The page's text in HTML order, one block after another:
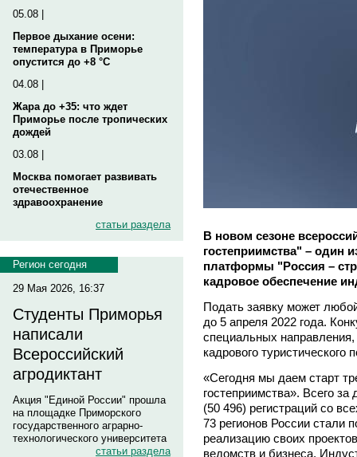
05.08 |
Первое дыхание осени:
температура в Приморье
опустится до +8 °C
04.08 |
Жара до +35: что ждет
Приморье после тропических
дождей
03.08 |
Москва помогает развивать
отечественное
здравоохранение
статьи раздела
Регион сегодня
29 Мая 2026, 16:37
Студенты Приморья
написали
Всероссийский
агродиктант
Акция "Единой России" прошла
на площадке Приморского
государственного аграрно-
технологического университета
статьи раздела
В новом сезоне
гостеприимства" – один
платформы "Россия –
кадровое обеспечение
Подать заявку может
до 5 апреля 2022 года.
специальных
кадрового туристического
«Сегодня мы даем старт
гостеприимства». Всего
(50 496) регистраций со
73 регионов России стали
реализацию своих
ведомств и бизнеса.